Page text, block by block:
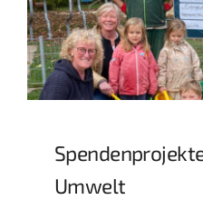
Umwelt